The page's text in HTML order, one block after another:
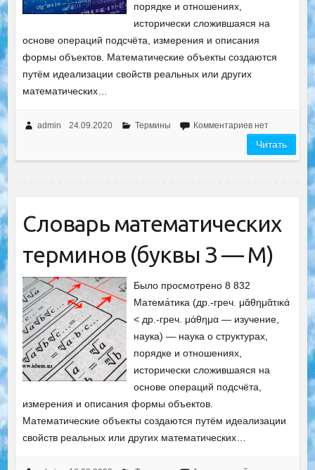
порядке и отношениях,
исторически сложившаяся на
основе операций подсчёта, измерения и описания
формы объектов. Математические объекты создаются
путём идеализации свойств реальных или других
математических…
admin 24.09.2020 Термины Комментариев нет
Читать
Словарь математических
терминов (буквы З — М)
Было просмотрено 8 832
Матема́тика (др.-греч. μᾰθημᾰτικά
< др.-греч. μάθημα — изучение,
наука) — наука о структурах,
порядке и отношениях,
исторически сложившаяся на
основе операций подсчёта,
измерения и описания формы объектов.
Математические объекты создаются путём идеализации
свойств реальных или других математических…